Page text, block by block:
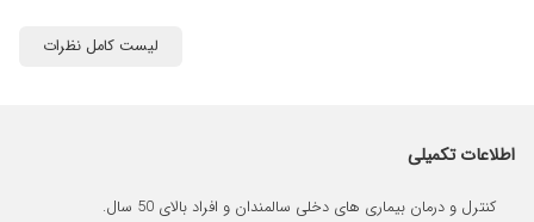
دکتر فوق العاده عالی هستند و دقیق مریضی رو ۱۴۰۲/۱۰/۱۷
مشکل کلیوی مادرم
لیست کامل نظرات
اطلاعات تکمیلی
کنترل و درمان بیماری های دخلی سالمندان و افراد بالای 50 سال.